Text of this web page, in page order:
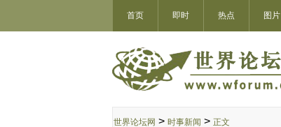
首页 即时 热点 图片
世界论坛网 > 时事新闻 > 正文